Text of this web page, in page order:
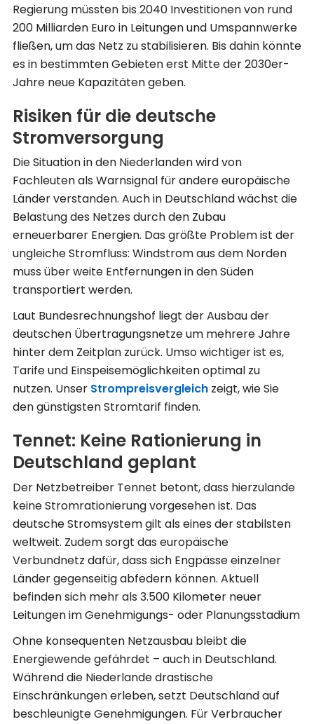
Regierung müssten bis 2040 Investitionen von rund
200 Milliarden Euro in Leitungen und Umspannwerke
fließen, um das Netz zu stabilisieren. Bis dahin könnte
es in bestimmten Gebieten erst Mitte der 2030er-
Jahre neue Kapazitäten geben.
Risiken für die deutsche
Stromversorgung
Die Situation in den Niederlanden wird von
Fachleuten als Warnsignal für andere europäische
Länder verstanden. Auch in Deutschland wächst die
Belastung des Netzes durch den Zubau
erneuerbarer Energien. Das größte Problem ist der
ungleiche Stromfluss: Windstrom aus dem Norden
muss über weite Entfernungen in den Süden
transportiert werden.
Laut Bundesrechnungshof liegt der Ausbau der
deutschen Übertragungsnetze um mehrere Jahre
hinter dem Zeitplan zurück. Umso wichtiger ist es,
Tarife und Einspeisemöglichkeiten optimal zu
nutzen. Unser Strompreisvergleich zeigt, wie Sie
den günstigsten Stromtarif finden.
Tennet: Keine Rationierung in
Deutschland geplant
Der Netzbetreiber Tennet betont, dass hierzulande
keine Stromrationierung vorgesehen ist. Das
deutsche Stromsystem gilt als eines der stabilsten
weltweit. Zudem sorgt das europäische
Verbundnetz dafür, dass sich Engpässe einzelner
Länder gegenseitig abfedern können. Aktuell
befinden sich mehr als 3.500 Kilometer neuer
Leitungen im Genehmigungs- oder Planungsstadium
Ohne konsequenten Netzausbau bleibt die
Energiewende gefährdet – auch in Deutschland.
Während die Niederlande drastische
Einschränkungen erleben, setzt Deutschland auf
beschleunigte Genehmigungen. Für Verbraucher